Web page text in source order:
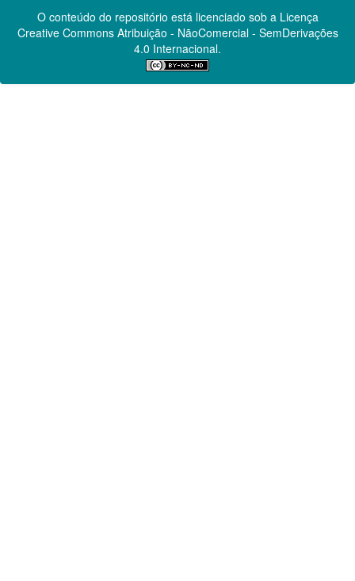
O conteúdo do repositório está licenciado sob a Licença
Creative CommonsAtribuição - NãoComercial - SemDerivações
4.0 Internacional.